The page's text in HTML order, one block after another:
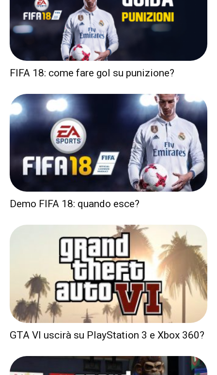
FIFA 18: come fare gol su punizione?
Demo FIFA 18: quando esce?
GTA VI uscirà su PlayStation 3 e Xbox 360?